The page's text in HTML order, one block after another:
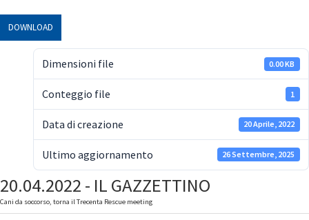
DOWNLOAD
Dimensioni file 0.00 KB
Conteggio file 1
Data di creazione 20 Aprile, 2022
Ultimo aggiornamento 26 Settembre, 2025
20.04.2022 - IL GAZZETTINO
Cani da soccorso, torna il Trecenta Rescue meeting